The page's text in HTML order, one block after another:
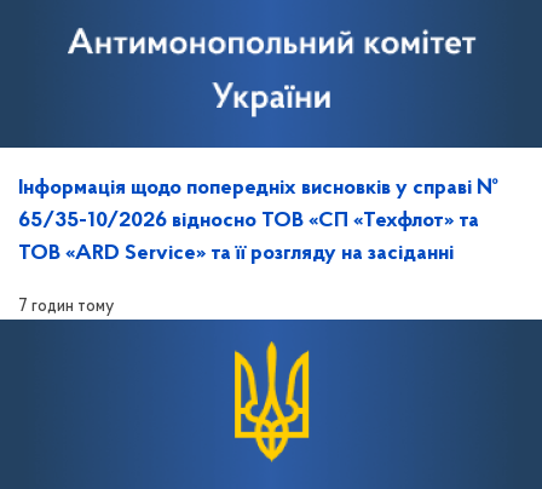
Інформація щодо попередніх висновків у справі №
65/35-10/2026 відносно ТОВ «СП «Техфлот» та
ТОВ «ARD Service» та її розгляду на засіданні
7 годин тому